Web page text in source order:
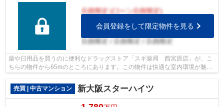
会員登録をして限定物件を見る
薬や日用品を買うのに便利なドラッグストア「スギ薬局 西宮原店」が、こ
ちらの物件から65mのところにあります。この物件は快適な室内環境が魅力
売買 | 中古マンション
新大阪スターハイツ